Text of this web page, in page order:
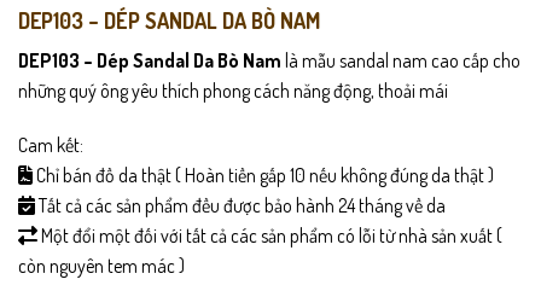
DEP103 – DÉP SANDAL DA BÒ NAM
DEP103 – Dép Sandal Da Bò Nam là mẫu sandal nam cao cấp cho
những quý ông yêu thích phong cách năng động, thoải mái
Cam kết:
Chỉ bán đồ da thật ( Hoàn tiền gấp 10 nếu không đúng da thật )
Tất cả các sản phẩm đều được bảo hành 24 tháng về da
Một đổi một đối với tất cả các sản phẩm có lỗi từ nhà sản xuất (
còn nguyên tem mác )